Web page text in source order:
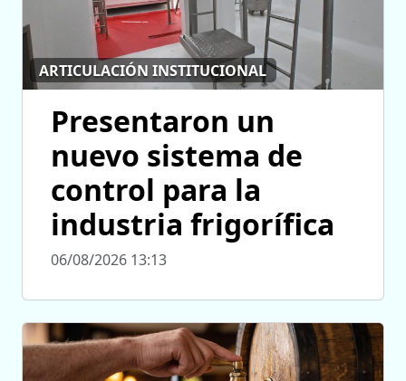
ARTICULACIÓN INSTITUCIONAL
Presentaron un
nuevo sistema de
control para la
industria frigorífica
06/08/2026 13:13